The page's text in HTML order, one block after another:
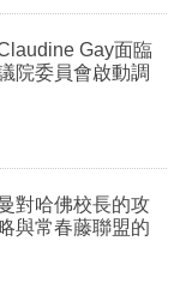
Gay面臨
院委員會啟動調
對哈佛校長的攻
與常春藤聯盟的